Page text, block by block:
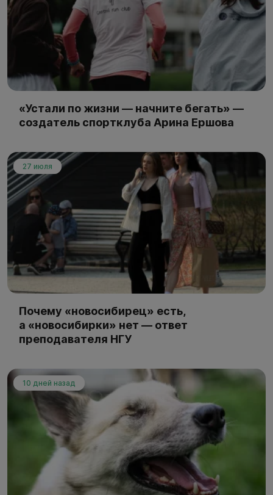
«Устали по жизни — начните бегать» —
создатель спортклуба Арина Ершова
27 июля
Почему «новосибирец» есть,
а «новосибирки» нет — ответ
преподавателя НГУ
10 дней назад